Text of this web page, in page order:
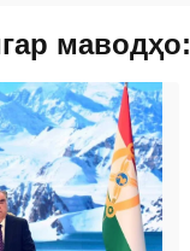
маводҳо: